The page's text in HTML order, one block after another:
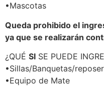
•Mascotas
Queda prohibido el
ya que se realizarán
¿QUÉ SI SE PUEDE
•Sillas/Banquetas/
•Equipo de Mate